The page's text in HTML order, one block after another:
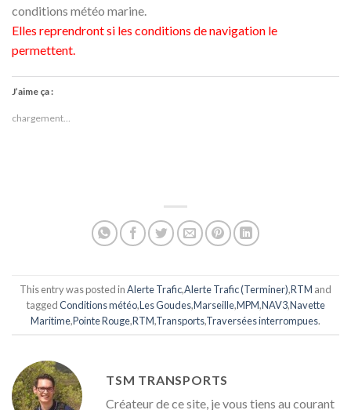
conditions météo marine.
Elles reprendront si les conditions de navigation le
permettent.
J’aime ça :
chargement…
This entry was posted inAlerte Trafic,Alerte Trafic (Terminer),RTM and
taggedConditions météo,Les Goudes,Marseille,MPM,NAV3,Navette
Maritime,Pointe Rouge,RTM,Transports,Traversées interrompues.
TSM TRANSPORTS
Créateur de ce site, je vous tiens au courant